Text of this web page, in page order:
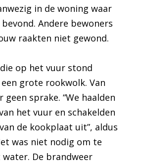
in de woning waar
Andere bewoners
raakten niet gewond.
op het vuur stond
grote rookwolk. Van
geen sprake. “We haalden
het vuur en schakelden
de kookplaat uit”, aldus
was niet nodig om te
De brandweer